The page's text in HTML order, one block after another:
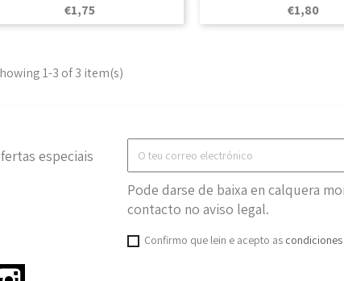
Prezo
€1,75 Prezo
€1,80
1-3 of 3 item(s)
especiais
Pode darse de baixa en calquera
contacto no aviso legal.
Confirmo que lein e acepto as